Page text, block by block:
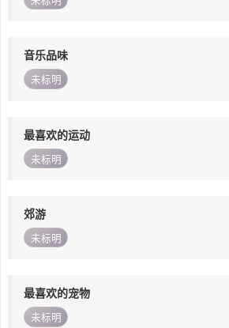
音乐品味
未标明
最喜欢的运动
未标明
郊游
未标明
最喜欢的宠物
未标明